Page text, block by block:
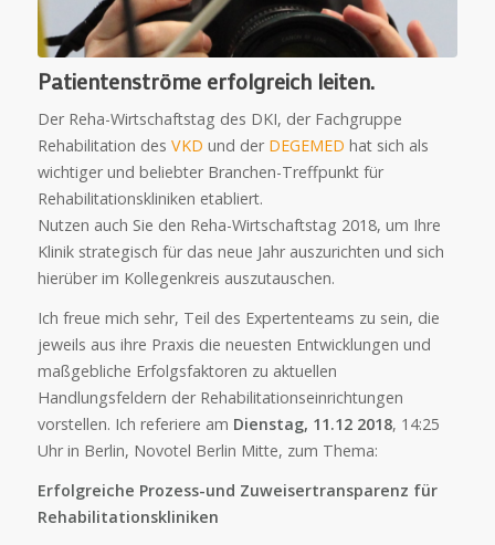
Patientenströme erfolgreich leiten.
Der Reha-Wirtschaftstag des DKI, der Fachgruppe
Rehabilitation des VKD und der DEGEMED hat sich als
wichtiger und beliebter Branchen-Treffpunkt für
Rehabilitationskliniken etabliert.
Nutzen auch Sie den Reha-Wirtschaftstag 2018, um Ihre
Klinik strategisch für das neue Jahr auszurichten und sich
hierüber im Kollegenkreis auszutauschen.
Ich freue mich sehr, Teil des Expertenteams zu sein, die
jeweils aus ihre Praxis die neuesten Entwicklungen und
maßgebliche Erfolgsfaktoren zu aktuellen
Handlungsfeldern der Rehabilitationseinrichtungen
vorstellen. Ich referiere am Dienstag, 11.12 2018, 14:25
Uhr in Berlin, Novotel Berlin Mitte, zum Thema:
Erfolgreiche Prozess-und Zuweisertransparenz für
Rehabilitationskliniken